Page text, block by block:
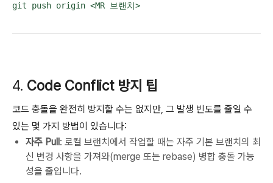
git push origin <MR 브랜치>
4. Code Conflict 방지 팁
코드 충돌을 완전히 방지할 수는 없지만, 그 발생 빈도를 줄일 수
있는 몇 가지 방법이 있습니다:
자주 Pull : 로컬 브랜치에서 작업할 때는 자주 기본 브랜치의 최
신 변경 사항을 가져와(merge 또는 rebase) 병합 충돌 가능
성을 줄입니다.